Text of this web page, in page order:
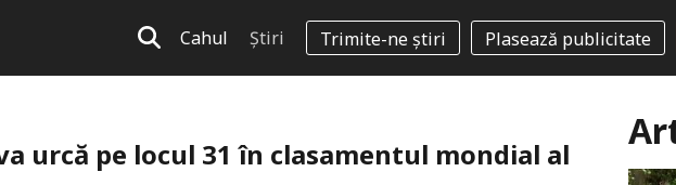
Cahul Știri Trimite-ne știri Plasează publicitate
urcă pe locul 31 în clasamentul mondial al